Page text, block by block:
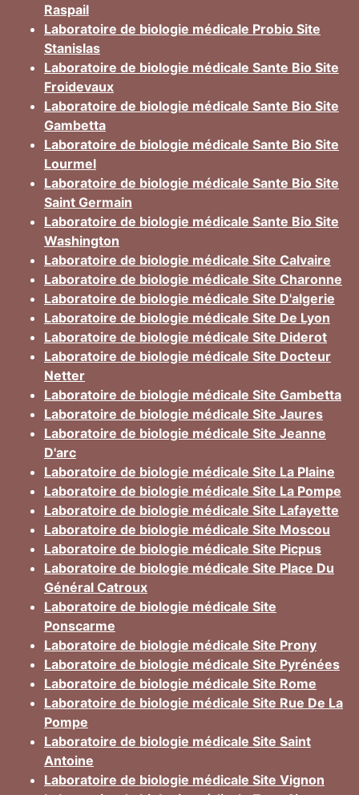
Raspail
Laboratoire de biologie médicale Probio Site
Stanislas
Laboratoire de biologie médicale Sante Bio Site
Froidevaux
Laboratoire de biologie médicale Sante Bio Site
Gambetta
Laboratoire de biologie médicale Sante Bio Site
Lourmel
Laboratoire de biologie médicale Sante Bio Site
Saint Germain
Laboratoire de biologie médicale Sante Bio Site
Washington
Laboratoire de biologie médicale Site Calvaire
Laboratoire de biologie médicale Site Charonne
Laboratoire de biologie médicale Site D'algerie
Laboratoire de biologie médicale Site De Lyon
Laboratoire de biologie médicale Site Diderot
Laboratoire de biologie médicale Site Docteur
Netter
Laboratoire de biologie médicale Site Gambetta
Laboratoire de biologie médicale Site Jaures
Laboratoire de biologie médicale Site Jeanne
D'arc
Laboratoire de biologie médicale Site La Plaine
Laboratoire de biologie médicale Site La Pompe
Laboratoire de biologie médicale Site Lafayette
Laboratoire de biologie médicale Site Moscou
Laboratoire de biologie médicale Site Picpus
Laboratoire de biologie médicale Site Place Du
Général Catroux
Laboratoire de biologie médicale Site
Ponscarme
Laboratoire de biologie médicale Site Prony
Laboratoire de biologie médicale Site Pyrénées
Laboratoire de biologie médicale Site Rome
Laboratoire de biologie médicale Site Rue De La
Pompe
Laboratoire de biologie médicale Site Saint
Antoine
Laboratoire de biologie médicale Site Vignon